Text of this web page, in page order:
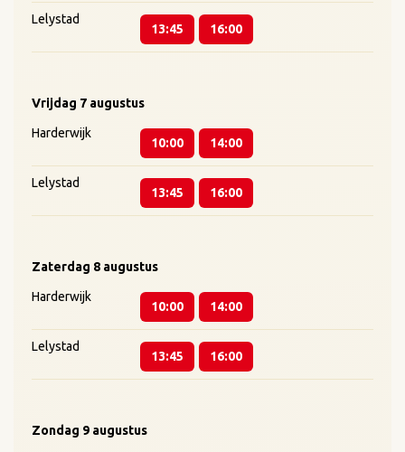
Lelystad
13:45 16:00
Vrijdag 7 augustus
Harderwijk
10:00 14:00
Lelystad
13:45 16:00
Zaterdag 8 augustus
Harderwijk
10:00 14:00
Lelystad
13:45 16:00
Zondag 9 augustus